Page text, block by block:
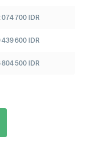
074 700 IDR
439 600 IDR
804 500 IDR